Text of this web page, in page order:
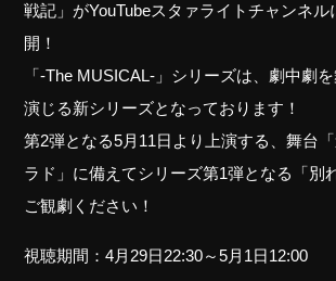
戦記」がYouTubeスタァライトチャンネル
開！
「-The MUSICAL-」シリーズは、劇中劇
演じる新シリーズとなっております！
第2弾となる5月11日より上演する、舞台
ラド」に備えてシリーズ第1弾となる「別
ご観劇ください！
視聴期間：4月29日22:30～5月1日12:00